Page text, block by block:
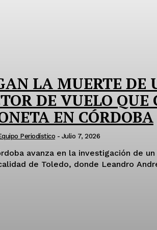
LA MUERTE DE
DE VUELO QUE
EN CÓRDOBA
Periodístico - Julio 7, 2026
avanza en la investigación de
de Toledo, donde Leandro